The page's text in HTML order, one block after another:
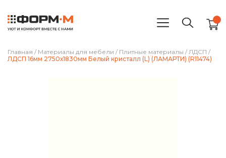
Главная / Материалы для мебели / Плитные материалы / ЛДСП /
ЛДСП 16мм 2750х1830мм Белый кристалл (L) (ЛАМАРТИ) (R11474)